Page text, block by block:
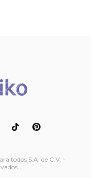
todos S.A. de C.V. -